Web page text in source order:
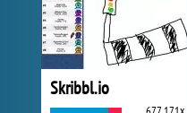
Skribbl.io